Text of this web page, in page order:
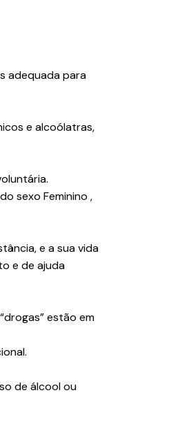
adequada para
e alcoólatras,
sexo Feminino ,
e a sua vida
e de ajuda
estão em
de álcool ou